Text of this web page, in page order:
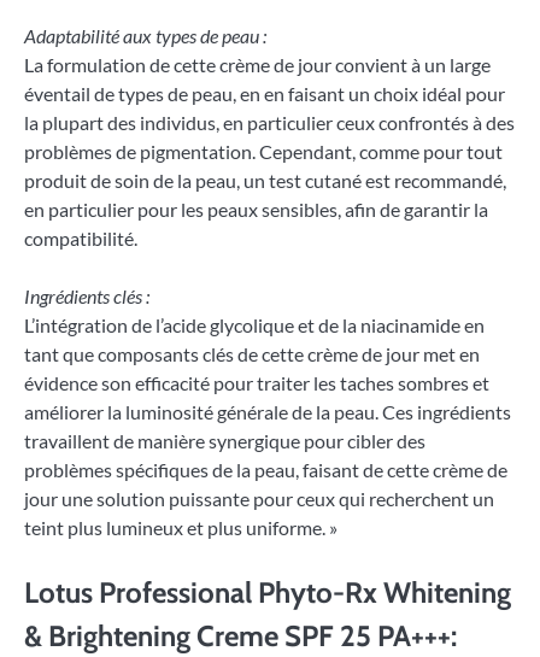
Adaptabilité aux types de peau :
La formulation de cette crème de jour convient à un large
éventail de types de peau, en en faisant un choix idéal pour
la plupart des individus, en particulier ceux confrontés à des
problèmes de pigmentation. Cependant, comme pour tout
produit de soin de la peau, un test cutané est recommandé,
en particulier pour les peaux sensibles, afin de garantir la
compatibilité.
Ingrédients clés :
L’intégration de l’acide glycolique et de la niacinamide en
tant que composants clés de cette crème de jour met en
évidence son efficacité pour traiter les taches sombres et
améliorer la luminosité générale de la peau. Ces ingrédients
travaillent de manière synergique pour cibler des
problèmes spécifiques de la peau, faisant de cette crème de
jour une solution puissante pour ceux qui recherchent un
teint plus lumineux et plus uniforme. »
Lotus Professional Phyto-Rx Whitening
& Brightening Creme SPF 25 PA+++: